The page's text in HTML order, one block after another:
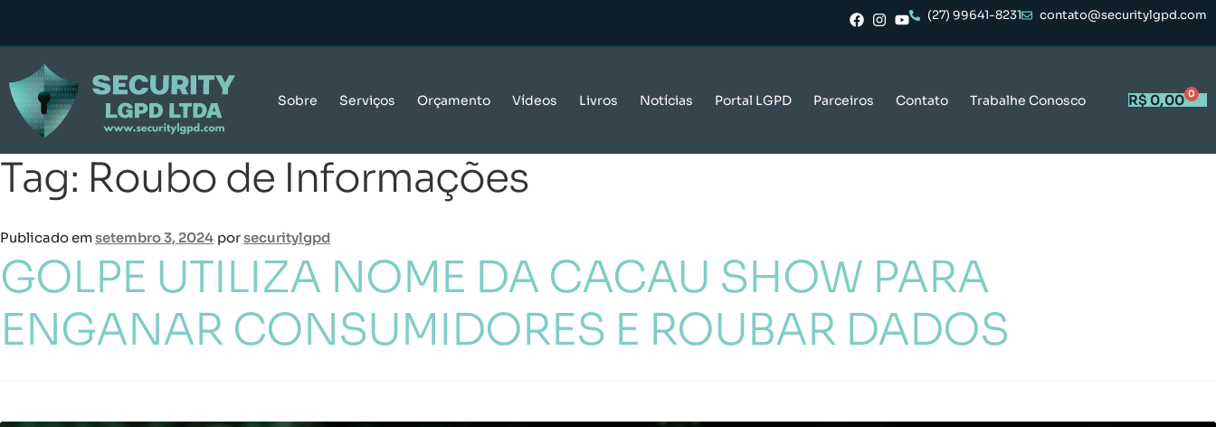
(27) 99641-8231 contato@securitylgpd.com
Sobre Serviços Orçamento Vídeos Livros Notícias Portal LGPD Parceiros Contato Trabalhe Conosco R$ 0,00 0
Tag: Roubo de Informações
Publicado emsetembro 3, 2024 porsecuritylgpd
GOLPE UTILIZA NOME DA CACAU SHOW PARA
ENGANAR CONSUMIDORES E ROUBAR DADOS